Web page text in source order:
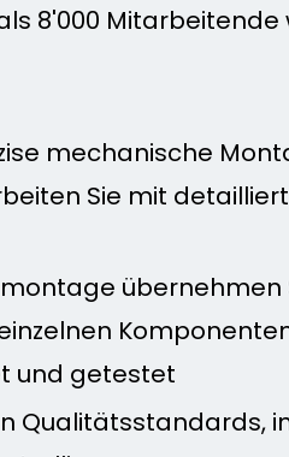
8'000 Mitarbeitende
mechanische
Sie mit
und getestet
Qualitätsstandards,